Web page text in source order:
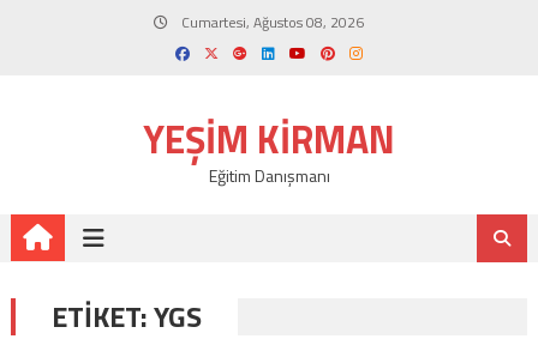
Cumartesi, Ağustos 08, 2026
YEŞIM KIRMAN
Eğitim Danışmanı
ETIKET:YGS